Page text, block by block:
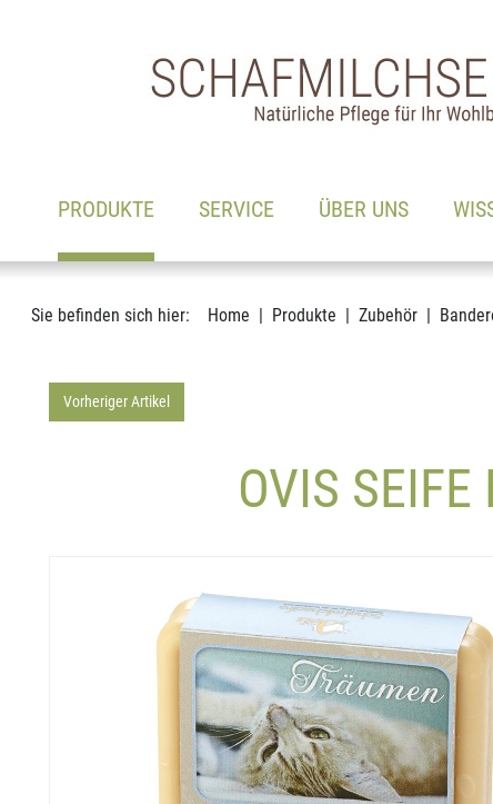
PRODUKTE (AKTIV)SERVICE ÜBER UNS
Sie befinden sich hier: Home Produkte Zubehör
Vorheriger Artikel
OVIS